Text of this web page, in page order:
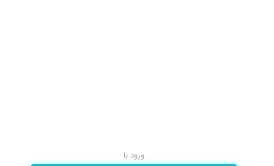
ورود با